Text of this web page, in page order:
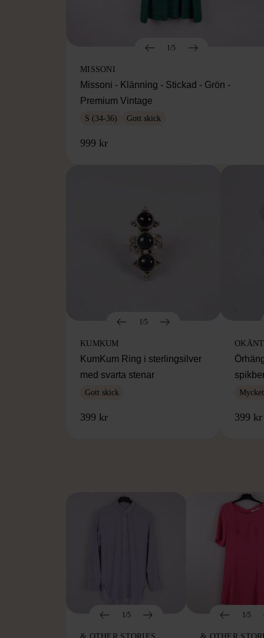
1/5
MISSONI
Missoni - Klänning - Stickad - Grön -
Premium Vintage
S (34-36) Gott skick
999 kr
1/5
KUMKUM
KumKum Ring i sterlingsilver
med svarta stenar
Gott skick
399 kr 399 kr
1/5 1/5